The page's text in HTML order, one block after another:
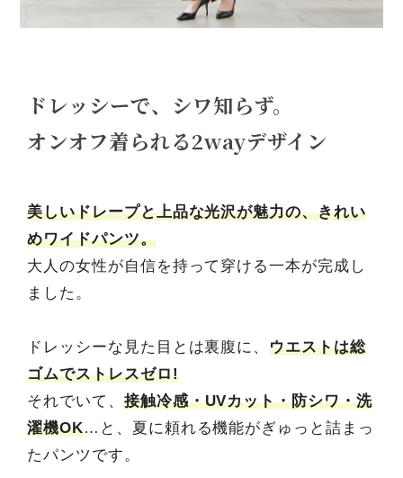
ドレッシーで、シワ知らず。
オンオフ着られる2wayデザイン
美しいドレープと上品な光沢が魅力の、きれい
めワイドパンツ。
大人の女性が自信を持って穿ける一本が完成し
ました。
ドレッシーな見た目とは裏腹に、ウエストは総
ゴムでストレスゼロ!
それでいて、 接触冷感・UVカット・防シワ・洗
濯機OK…と、夏に頼れる機能がぎゅっと詰まっ
たパンツです。